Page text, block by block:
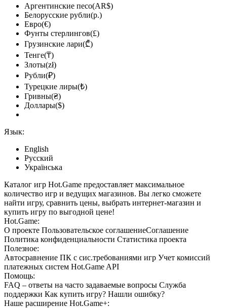
Аргентинские песо(AR$)
Белорусские рубли(р.)
Евро(€)
Фунты стерлингов(£)
Грузинские лари(₾)
Тенге(₸)
Злоты(zł)
Рубли(₽)
Турецкие лиры(₺)
Гривны(₴)
Доллары($)
Язык:
English
Русский
Українська
Каталог игр Hot.Game предоставляет максимальное
количество игр и ведущих магазинов. Вы легко сможете
найти игру, сравнить цены, выбрать интернет-магазин и
купить игру по выгодной цене!
Hot.Game:
О проекте Пользовательское соглашениеСоглашение
Политика конфиденциальности Статистика проекта
Полезное:
Автосравнение ПК с сис.требованиями игр Учет комиссий
платежных систем Hot.Game API
Помощь:
FAQ – ответы на часто задаваемые вопросы Служба
поддержки Как купить игру? Нашли ошибку?
Наше расширение Hot.Game+: